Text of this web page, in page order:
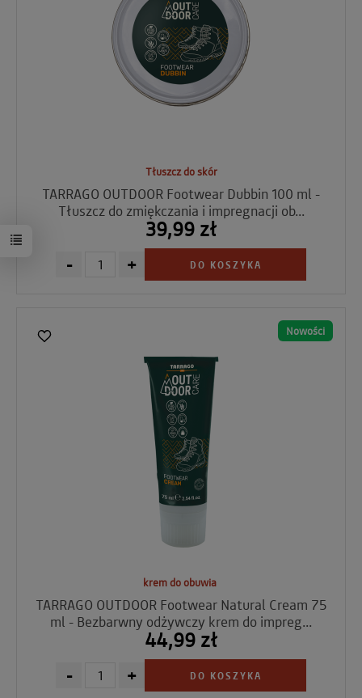
Tłuszcz do skór
TARRAGO OUTDOOR Footwear Dubbin 100 ml -
Tłuszcz do zmiękczania i impregnacji ob...
39,99 zł
- + DO KOSZYKA
Nowości
krem do obuwia
TARRAGO OUTDOOR Footwear Natural Cream 75
ml - Bezbarwny odżywczy krem do impreg...
44,99 zł
- + DO KOSZYKA